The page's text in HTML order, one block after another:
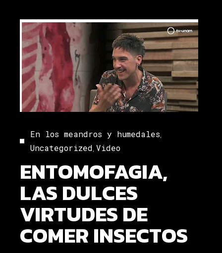
En los meandros y humedales,
Uncategorized,Video
ENTOMOFAGIA,
LAS DULCES
VIRTUDES DE
COMER INSECTOS